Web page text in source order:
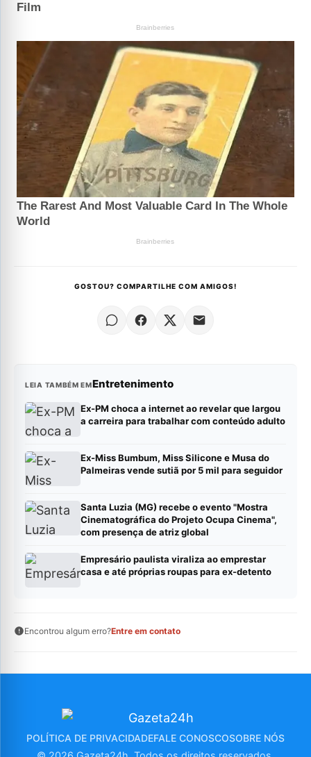
GOSTOU? COMPARTILHE COM AMIGOS!
LEIA TAMBÉM EMEntretenimento
Ex-PM choca a internet ao revelar que largou
a carreira para trabalhar com conteúdo adulto
Ex-Miss Bumbum, Miss Silicone e Musa do
Palmeiras vende sutiã por 5 mil para seguidor
Santa Luzia (MG) recebe o evento "Mostra
Cinematográfica do Projeto Ocupa Cinema",
com presença de atriz global
Empresário paulista viraliza ao emprestar
casa e até próprias roupas para ex-detento
Encontrou algum erro?Entre em contato
POLÍTICA DE PRIVACIDADEFALE CONOSCOSOBRE NÓS